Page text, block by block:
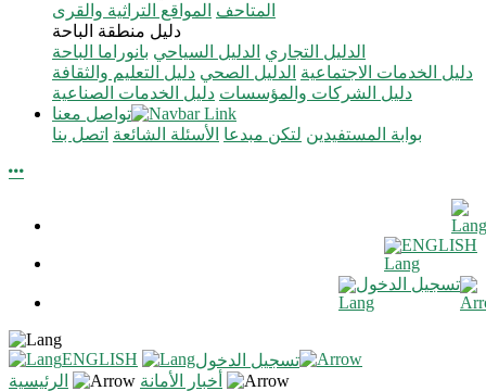
المواقع التراثية والقرى المتاحف
دليل منطقة الباحة
بانوراما الباحة الدليل السياحي الدليل التجاري
دليل التعليم والثقافة الدليل الصحي دليل الخدمات الاجتماعية
دليل الخدمات الصناعية دليل الشركات والمؤسسات
تواصل معنا
اتصل بنا الأسئلة الشائعة لتكن مبدعا بوابة المستفيدين
ENGLISH
تسجيل الدخول
ENGLISH
تسجيل الدخول
الرئيسية
أخبار الأمانة